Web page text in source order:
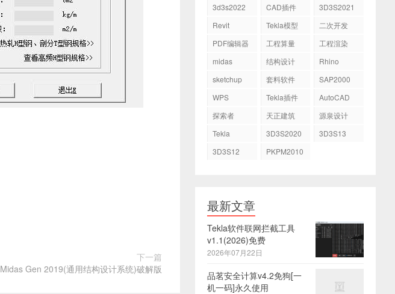
下一篇
Midas Gen 2019(通用结构设计系统)破解版
3d3s2022
CAD插件
3D3S2021
Revit
Tekla模型
二次开发
PDF编辑器
工程算量
工程渲染
midas
结构设计
Rhino
sketchup
套料软件
SAP2000
WPS
Tekla插件
AutoCAD
探索者
天正建筑
源泉设计
Tekla
3D3S2020
3D3S13
3D3S12
PKPM2010
最新文章
Tekla软件联网拦截工具
v1.1(2026)免费
2026年07月22日
品茗安全计算v4.2免狗[一
机一码]永久使用